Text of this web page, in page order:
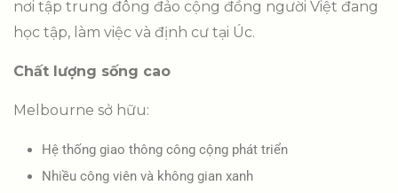
nơi tập trung đông đảo cộng đồng người Việt đang
học tập, làm việc và định cư tại Úc.
Chất lượng sống cao
Melbourne sở hữu:
Hệ thống giao thông công cộng phát triển
Nhiều công viên và không gian xanh